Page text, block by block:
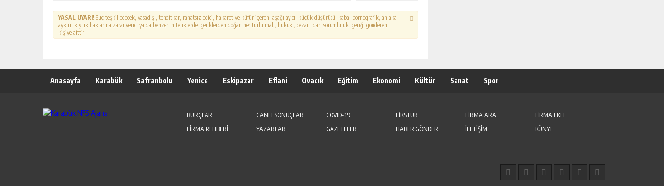
YASAL UYARI! Suç teşkil edecek, yasadışı, tehditkar, rahatsız edici, hakaret ve küfür içeren, aşağılayıcı, küçük düşürücü, kaba, pornografik, ahlaka
aykırı, kişilik haklarına zarar verici ya da benzeri niteliklerde içeriklerden doğan her türlü mali, hukuki, cezai, idari sorumluluk içeriği gönderen
kişiye aittir.
Anasayfa Karabük Safranbolu Yenice Eskipazar Eflani Ovacık Eğitim Ekonomi Kültür Sanat Spor
BURÇLAR CANLI SONUÇLAR COVID-19 FİKSTÜR FİRMA ARA
FİRMA EKLE
FİRMA REHBERİ
YAZARLAR GAZETELER HABER GÖNDER İLETİŞİM KÜNYE